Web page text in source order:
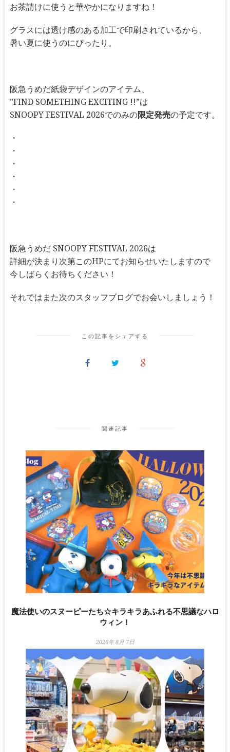
お茶請けに使うと華やかになりますね！
グラスには透け感のある加工で印刷されているから、
暑い夏に使うのにぴったり。
阪急うめだ紙袋デザインのアイテム、
”FIND SOMETHING EXCITING !!”は
SNOOPY FESTIVAL 2026でのみの限定発売の予定です。
・
・
・
・
・
・
阪急うめだ SNOOPY FESTIVAL 2026は
詳細が決まり次第このHPにてお知らせいたしますので
今しばらくお待ちください！
それではまた次のスタッフブログでお会いしましょう！
この記事をシェアする
関連記事
魔法使いのスヌーピーたち☆キラキラあふれる不思議なハロ
ウィン！
2026年 8月 7日